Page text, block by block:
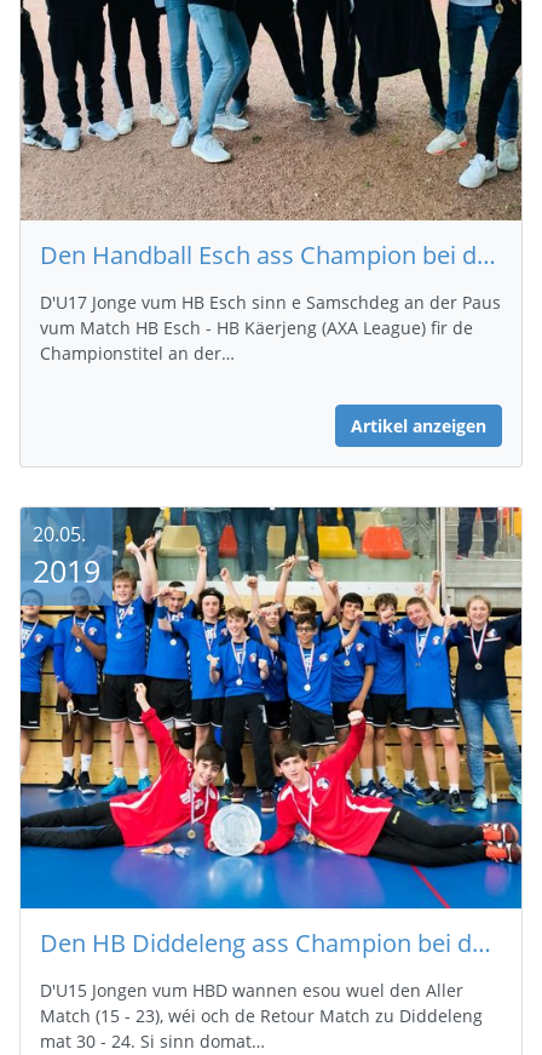
Den Handball Esch ass Champion bei den U17 Jongen
D'U17 Jonge vum HB Esch sinn e Samschdeg an der Paus
vum Match HB Esch - HB Käerjeng (AXA League) fir de
Championstitel an der…
Artikel anzeigen
Den HB Diddeleng ass Champion bei den U15 Jongen
D'U15 Jongen vum HBD wannen esou wuel den Aller
Match (15 - 23), wéi och de Retour Match zu Diddeleng
mat 30 - 24. Si sinn domat…
20.05.
2019